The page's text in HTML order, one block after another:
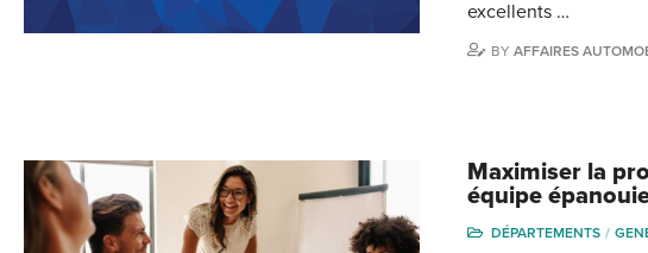
excellents …
BYAFFAIRES
Maximiser la
équipe
DÉPARTEMENTS